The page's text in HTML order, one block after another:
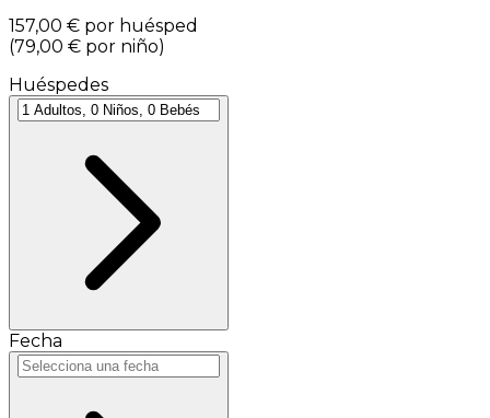
157,00 € por huésped
(79,00 € por niño)
Huéspedes
Fecha